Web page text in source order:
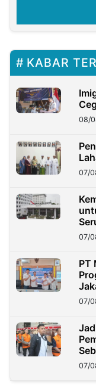
KABAR
08/
07/
07/
PT
07/
07/